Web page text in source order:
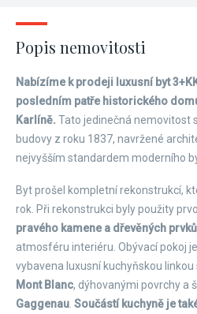
Popis nemovitosti
Nabízíme k prodeji luxusní byt
posledním patře historického
Karlíně. Tato jedinečná nemovitost
budovy z roku 1837, navržené
nejvyšším standardem moderního
Byt prošel kompletní rekonstrukcí,
rok. Při rekonstrukci byly použity
pravého kamene a dřevěných prvků
atmosféru interiéru. Obývací pokoj
vybavena luxusní kuchyňskou
Mont Blanc, dýhovanými povrchy a
Gaggenau Součástí kuchyně je